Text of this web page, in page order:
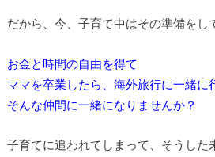
だから、今、子育て中はその準備をし
お金と時間の自由を得て
ママを卒業したら、海外旅行に一緒に
そんな仲間に一緒になりませんか？
子育てに追われてしまって、そうした